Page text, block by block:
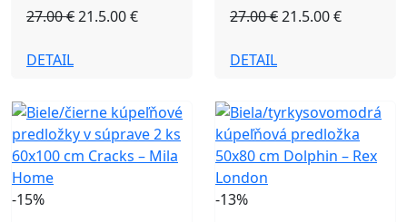
27.00 €21.5.00 €
DETAIL
27.00 €21.5.00 €
DETAIL
-15% -13%